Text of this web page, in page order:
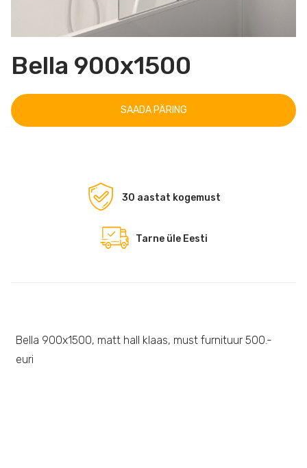
Bella 900x1500
SAADA PÄRING
30 aastat kogemust
Tarne üle Eesti
Bella 900x1500, matt hall klaas, must furnituur 500.-
euri